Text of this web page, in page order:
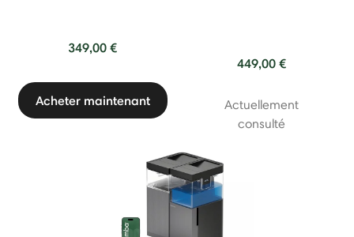
349,00 €
Acheter maintenant
449,00 €
Actuellement
consulté